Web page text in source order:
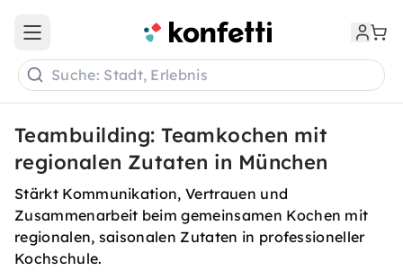
Open main menu
Suche: Stadt, Erlebnis
Teambuilding: Teamkochen mit
regionalen Zutaten in München
Stärkt Kommunikation, Vertrauen und
Zusammenarbeit beim gemeinsamen Kochen mit
regionalen, saisonalen Zutaten in professioneller
Kochschule.